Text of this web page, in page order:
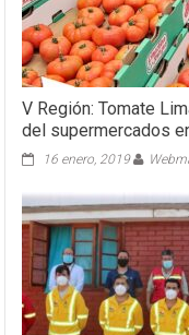
V Región: Tomate
del supermercados
16 enero, 2019